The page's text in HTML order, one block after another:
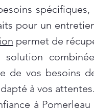
pour un
permet de
solution
de vos besoins
à vos attentes.
à